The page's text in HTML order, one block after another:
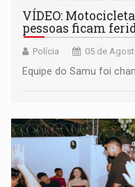
VÍDEO:
pessoas ficam
Polícia 05 de
Equipe do Samu foi